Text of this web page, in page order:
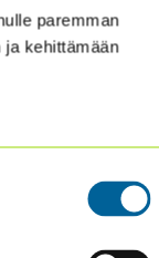
paremman
kehittämään
tai